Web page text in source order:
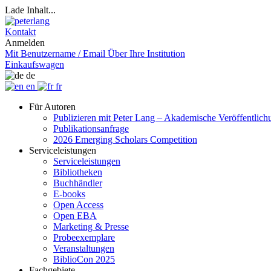
Lade Inhalt...
Kontakt
Anmelden
Mit Benutzername / Email Über Ihre Institution
Einkaufswagen
de
en
fr
Für Autoren
Publizieren mit Peter Lang – Akademische
Publikationsanfrage
2026 Emerging Scholars Competition
Serviceleistungen
Serviceleistungen
Bibliotheken
Buchhändler
E-books
Open Access
Open EBA
Marketing & Presse
Probeexemplare
Veranstaltungen
BiblioCon 2025